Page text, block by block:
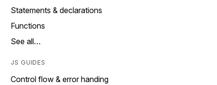
Statements & declarations
Functions
See all…
JS GUIDES
Control flow & error handing